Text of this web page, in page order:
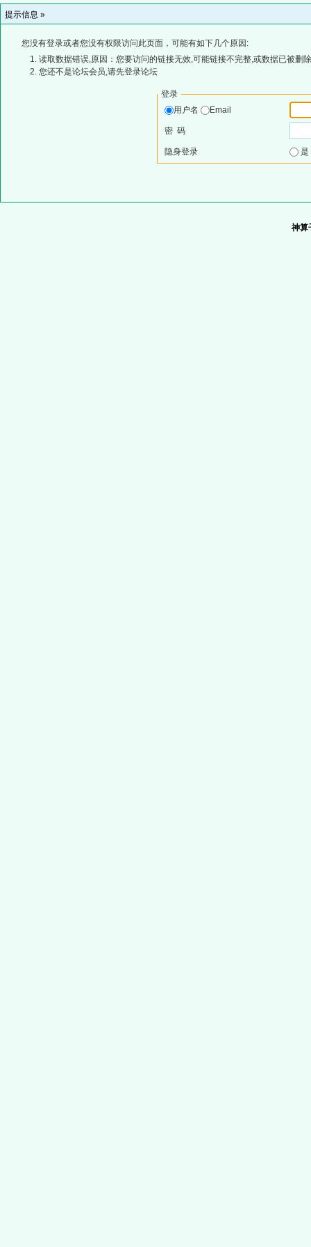
提示信息 »
您没有登录或者您没有权限访问此页面，可能有如下几个原因:
读取数据错误,原因：您要访问的链接无效,可能链接不完整,或数据已被删
您还不是论坛会员,请先登录论坛
登录
用户名
Email
密 码
隐身登录
神算